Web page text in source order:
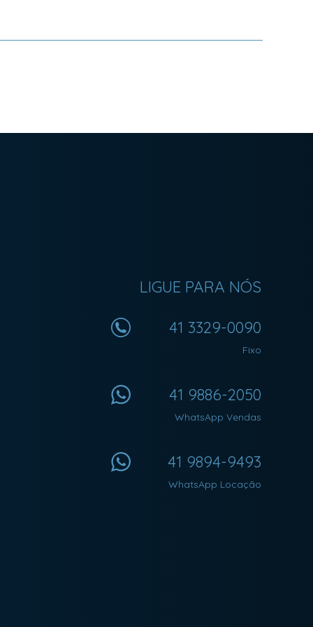
LIGUE PARA NÓS
41 3329-0090
Fixo
41 9886-2050
WhatsApp Vendas
41 9894-9493
WhatsApp Locação